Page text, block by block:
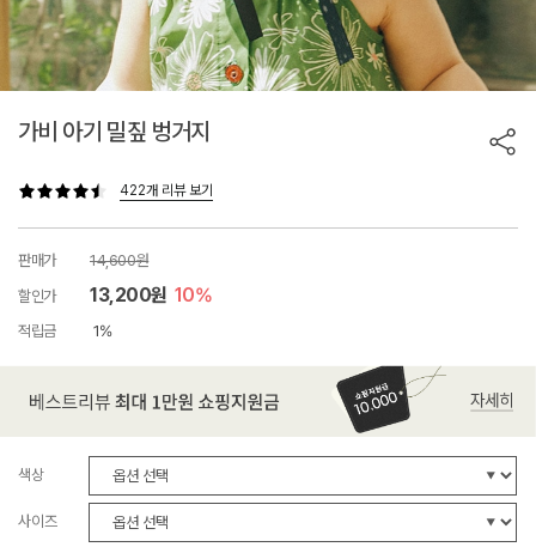
가비 아기 밀짚 벙거지
422개 리뷰 보기
판매가
14,600원
할인가
13,200원 10%
적립금 1%
색상
사이즈